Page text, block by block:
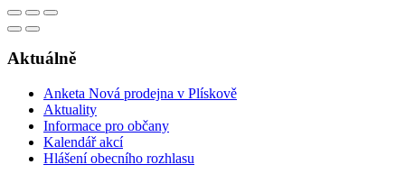
Aktuálně
Anketa Nová prodejna v Plískově
Aktuality
Informace pro občany
Kalendář akcí
Hlášení obecního rozhlasu